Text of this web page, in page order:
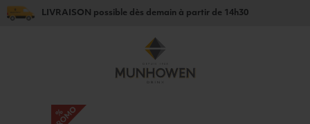
LIVRAISON possible dès demain à partir de 14h30